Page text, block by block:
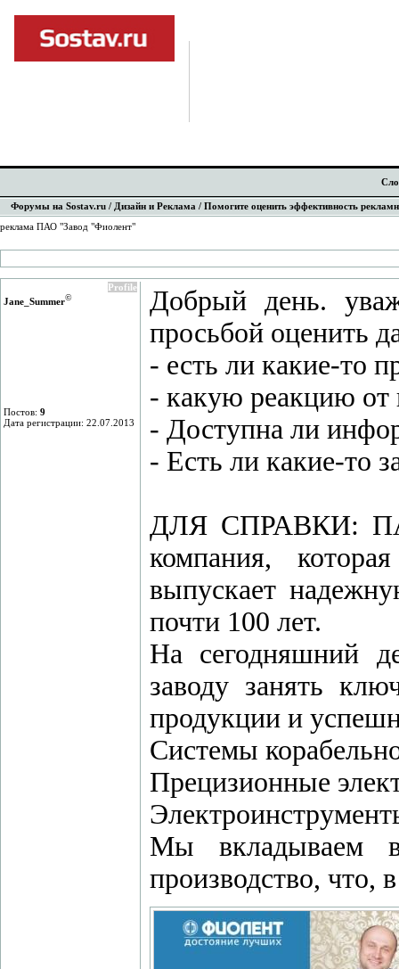
Форумы на Sostav.ru / Дизайн и Реклама / Помогите оценить эффективность
реклама ПАО "Завод "Фиолент"
Profile
Jane_Summer©
Постов: 9
Дата регистрации: 22.07.2013
Добрый день.
просьбой оценить
- есть ли какие-то
- какую реакцию от
- Доступна ли
- Есть ли какие-то
ДЛЯ СПРАВКИ: ПАО
компания,
выпускает
почти 100 лет.
На сегодняшний
заводу занять
продукции и
Системы
Прецизионные
Мы вкладываем
производство, что,